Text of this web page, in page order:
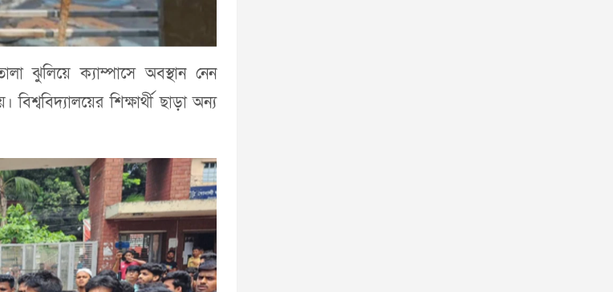
ঝুলিয়ে ক্যাম্পাসে অবস্থান নেন
শিক্ষার্থী ছাড়া অন্য